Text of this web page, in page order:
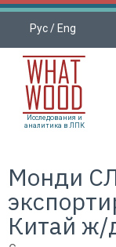
Рус/ Eng
Исследования и
аналитика в ЛПК
Монди
Китай ж/